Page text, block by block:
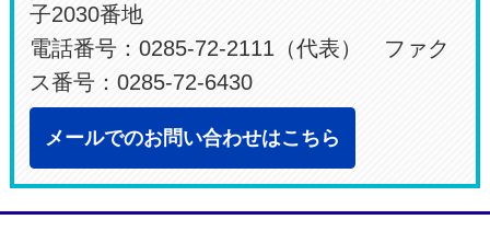
子2030番地
電話番号：0285-72-2111（代表） ファク
ス番号：0285-72-6430
メールでのお問い合わせはこちら